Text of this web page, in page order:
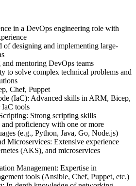
in a DevOps engineering role with
of designing and implementing large-
mentoring DevOps teams
to solve complex technical problems and
Chef, Puppet
(IaC): Advanced skills in ARM, Bicep,
IaC tools
Strong scripting skills
proficiency with one or more
(e.g., Python, Java, Go, Node.js)
Microservices: Extensive experience
(AKS), and microservices
Management: Expertise in
tools (Ansible, Chef, Puppet, etc.)